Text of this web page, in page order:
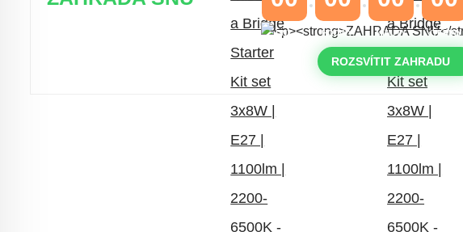
DNY HODINY MINUTY VTEŘINY
ROZSVÍTIT ZAHRADU